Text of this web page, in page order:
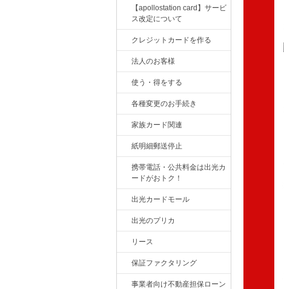
【apollostation card】サービ
ス改定について
クレジットカードを作る
法人のお客様
使う・得をする
各種変更のお手続き
家族カード関連
紙明細郵送停止
携帯電話・公共料金は出光カ
ードがおトク！
出光カードモール
出光のプリカ
リース
保証ファクタリング
事業者向け不動産担保ローン